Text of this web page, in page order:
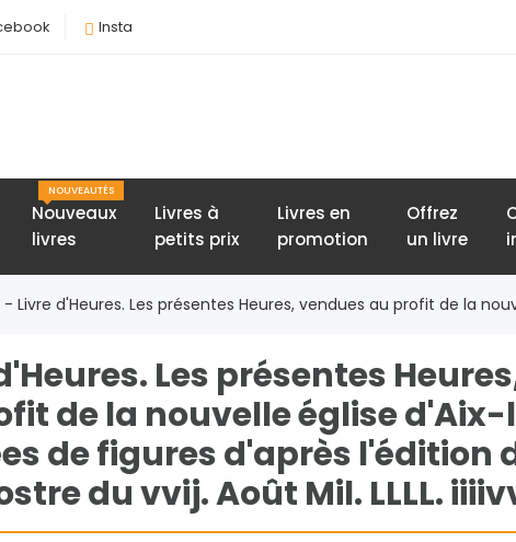
Insta
Nouveaux
livres
NOUVEAUTÉS
Livres à
petits prix
Livres en
promotion
Offrez
un livre
Livre d'Heures. Les présentes Heures, vendues au profit de la
Les présentes
de la nouvelle église
de figures d'après l'édition
du vvij. Août Mil. LLLL.